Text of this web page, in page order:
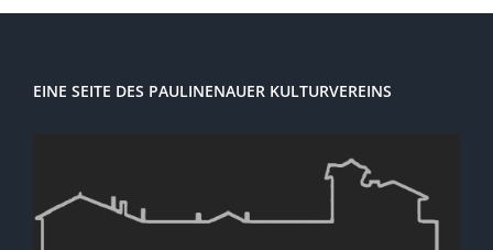
EINE SEITE DES PAULINENAUER KULTURVEREINS